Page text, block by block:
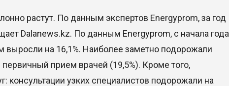
растут. По данным экспертов Energyprom, за год
Dalanews.kz. По данным Energyprom, с начала года
на 16,1%. Наиболее заметно подорожали
прием врачей (19,5%). Кроме того,
консультации узких специалистов подорожали на